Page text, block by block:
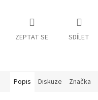
ZEPTAT SE SDÍLET
Popis Diskuze Značka